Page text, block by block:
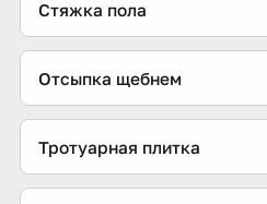
Стяжка пола
Отсыпка щебнем
Тротуарная плитка